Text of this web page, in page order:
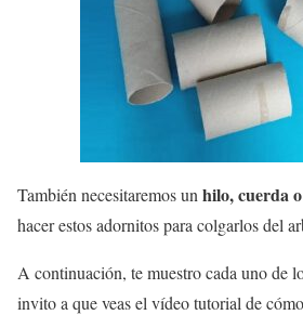
También necesitaremos un hilo, cuerda
hacer estos adornitos para colgarlos del
A continuación, te muestro cada uno de
invito a que veas el vídeo tutorial de